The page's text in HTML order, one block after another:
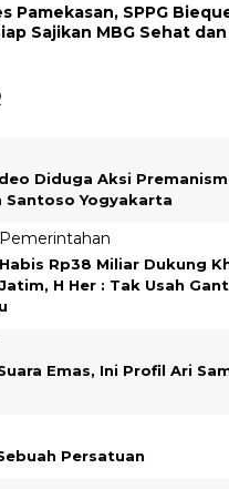
Pamekasan, SPPG
Sajikan MBG Sehat
Diduga Aksi
Santoso Yogyakarta
Rp38 Miliar Dukung
H Her : Tak Usah
Emas, Ini Profil Ari
Persatuan